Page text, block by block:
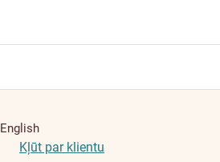
English
Kļūt par klientu